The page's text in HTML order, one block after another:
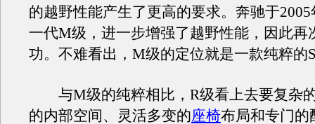
的越野性能产生了更高的要求。奔驰于
一代M级，进一步增强了越野性能，因此再
功。不难看出，M级的定位就是一款纯粹的
与M级的纯粹相比，R级看上去要复杂
的内部空间、灵活多变的座椅布局和专门的